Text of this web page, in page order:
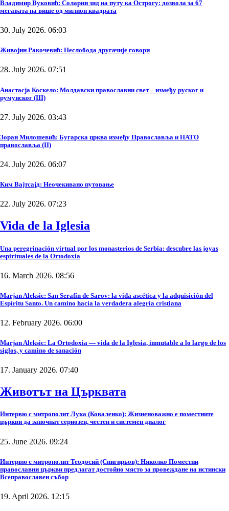
Владимир Вуковић: Соларни зид на путу ка Острогу: дозвола за 67
мегавата на више од милион квадрата
30. July 2026. 06:03
Живојин Ракочевић: Неслобода другачије говори
28. July 2026. 07:51
Анастасја Коскело: Молдавски православни свет – између руског и
румунског (III)
27. July 2026. 03:43
Зоран Милошевић: Бугарска црква између Православља и НАТО
православља (II)
24. July 2026. 06:07
Ким Вајтсајд: Неочекивано путовање
22. July 2026. 07:23
Vida de la Iglesia
Una peregrinación virtual por los monasterios de Serbia: descubre las joyas
espirituales de la Ortodoxia
16. March 2026. 08:56
Marjan Aleksic: San Serafín de Sarov: la vida ascética y la adquisición del
Espíritu Santo. Un camino hacia la verdadera alegría cristiana
12. February 2026. 06:00
Marjan Aleksic: La Ortodoxia — vida de la Iglesia, inmutable a lo largo de los
siglos, y camino de sanación
17. January 2026. 07:40
Животът на Църквата
Интервю с митрополит Лука (Коваленко): Жизненоважно е поместните
църкви да започнат сериозен, честен и системен диалог
25. June 2026. 09:24
Интервю с митрополит Теодосий (Снигирьов): Няколко Поместни
православни църкви предлагат достойно място за провеждане на истински
Всеправославен събор
19. April 2026. 12:15